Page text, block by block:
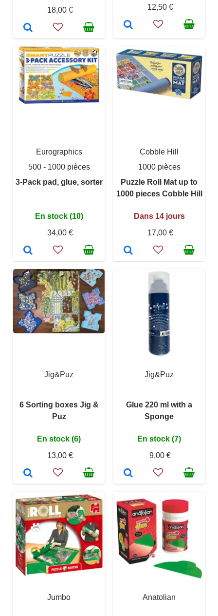
18,00 € 12,50 €
Eurographics
500 - 1000 pièces
3-Pack pad, glue, sorter
En stock (10)
34,00 €
Cobble Hill
1000 pièces
Puzzle Roll Mat up to
1000 pieces Cobble Hill
Dans 14 jours
17,00 €
Jig&Puz
6 Sorting boxes Jig &
Puz
En stock (6)
13,00 €
Jig&Puz
Glue 220 ml with a
Sponge
En stock (7)
9,00 €
Jumbo Anatolian